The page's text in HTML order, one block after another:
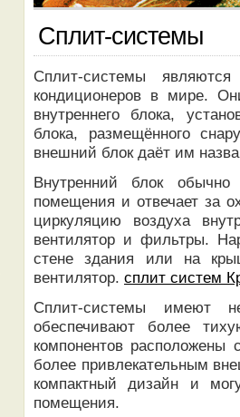
Сплит-системы
Сплит-системы
кондиционеров в мире.
внутреннего блока,
блока, размещённого
внешний блок даёт им
Внутренний блок
помещения и отвечает за
циркуляцию воздуха
вентилятор и фильтры.
стене здания или на
вентилятор. сплит систем
Сплит-системы имеют
обеспечивают более
компонентов
более привлекательным
компактный дизайн и
помещения.